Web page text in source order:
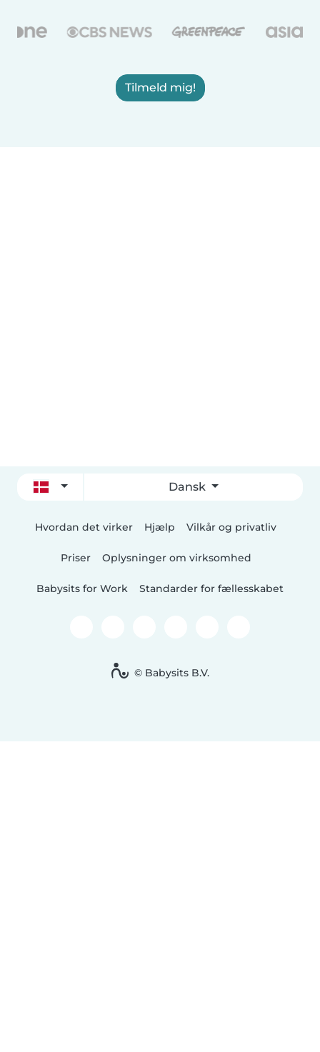
Tilmeld mig!
Dansk
Hvordan det virker Hjælp Vilkår og privatliv
Priser Oplysninger om virksomhed
Babysits for Work Standarder for fællesskabet
© Babysits B.V.